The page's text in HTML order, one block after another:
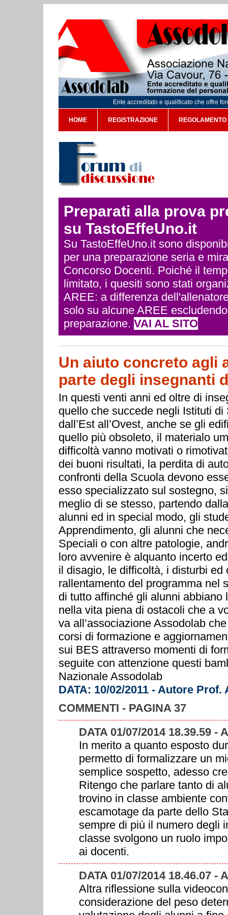
Ente accreditato e qualificato che offre
HOME REGISTRAZIONE REGOLAMENTO
Preparati alla prova
su TastoEffeUno.it
Su TastoEffeUno.it sono
per una preparazione seria e
Concorso Docenti. Poiché il
limitato, i quesiti sono stati
AREE: a differenza
solo su alcune AREE
preparazione. VAI AL SITO
Un aiuto concreto agli
parte degli insegnanti
In questi venti anni ed oltre di
quello che succede negli Istituti
dall’Est all’Ovest, anche se gli
quello più obsoleto, il materialo
difficoltà vanno motivati o
dei buoni risultati, la perdita di
confronti della Scuola devono
esso specializzato sul sostegno,
meglio di se stesso, partendo
alunni ed in special modo, gli
Apprendimento, gli alunni che
Speciali o con altre patologie,
loro avvenire è alquanto incerto
il disagio, le difficoltà, i disturbi
rallentamento del programma nel
di tutto affinché gli alunni
nella vita piena di ostacoli che a
va all’associazione Assodolab
corsi di formazione e
sui BES attraverso momenti di
seguite con attenzione questi
Nazionale Assodolab
DATA: 10/02/2011 - Autore
COMMENTI - PAGINA 37
DATA 01/07/2014 18.39.59 -
In merito a quanto esposto
permetto di formalizzare un
semplice sospetto, adesso
Ritengo che parlare tanto di
trovino in classe ambiente
escamotage da parte dello
sempre di più il numero degli
classe svolgono un ruolo
ai docenti.
DATA 01/07/2014 18.46.07 -
Altra riflessione sulla
considerazione del peso